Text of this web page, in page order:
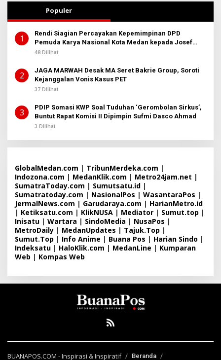
Populer
1
Rendi Siagian Percayakan Kepemimpinan DPD
Pemuda Karya Nasional Kota Medan kepada Josef
Sembiring
48 Dilihat
2
JAGA MARWAH Desak MA Seret Bakrie Group, Soroti
Kejanggalan Vonis Kasus PET
37 Dilihat
3
PDIP Somasi KWP Soal Tuduhan ‘Gerombolan Sirkus’,
Buntut Rapat Komisi II Dipimpin Sufmi Dasco Ahmad
3 Dilihat
GlobalMedan.com | TribunMerdeka.com |
Indozona.com | MedanKlik.com | Metro24jam.net |
SumatraToday.com | Sumutsatu.id |
Sumatratoday.com | NasionalPos | WasantaraPos |
JermalNews.com | Garudaraya.com | HarianMetro.id
| Ketiksatu.com | KlikNUSA | Mediator | Sumut.top |
Inisatu | Wartara | SindoMedia | NusaPos |
MetroDaily | MedanUpdates | Tajuk.Top |
Sumut.Top | Info Anime | Buana Pos | Harian Sindo |
Indeksatu | HaloKlik.com | MedanLine | Kumparan
Web | Kompas Web
BUANAPOS.COM - Inspirasi & Inspiratif Beranda